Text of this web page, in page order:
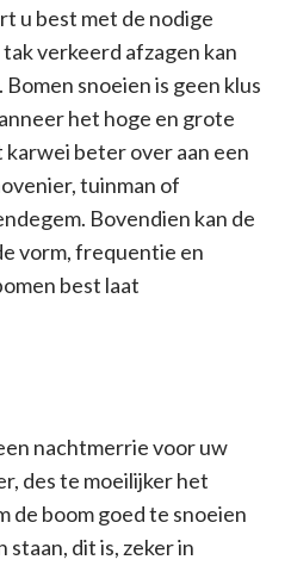
u best met de nodige
verkeerd afzagen kan
snoeien is geen klus
het hoge en grote
beter over aan een
tuinman of
Bovendien kan de
vorm, frequentie en
best laat
nachtmerrie voor uw
des te moeilijker het
de boom goed te snoeien
staan, dit is, zeker in